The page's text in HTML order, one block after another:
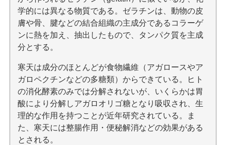
学的には異なる物質である。ゼラチンは、動物の皮
膚や骨、腱などの結合組織の主成分であるコラーゲ
ンに熱を加え、抽出したもので、タンパク質を主成
分とする。
寒天は成分のほとんどが食物繊維（アガロースやア
ガロペクチンなどの多糖類）からできている。ヒト
の消化酵素のみでは分解されないが、いくらかは胃
酸により分解しアガロオリゴ糖となり吸収され、生
理的な作用を持つことが近年研究されている。ま
た、寒天には整腸作用・便秘解消などの効果がある
とされる。